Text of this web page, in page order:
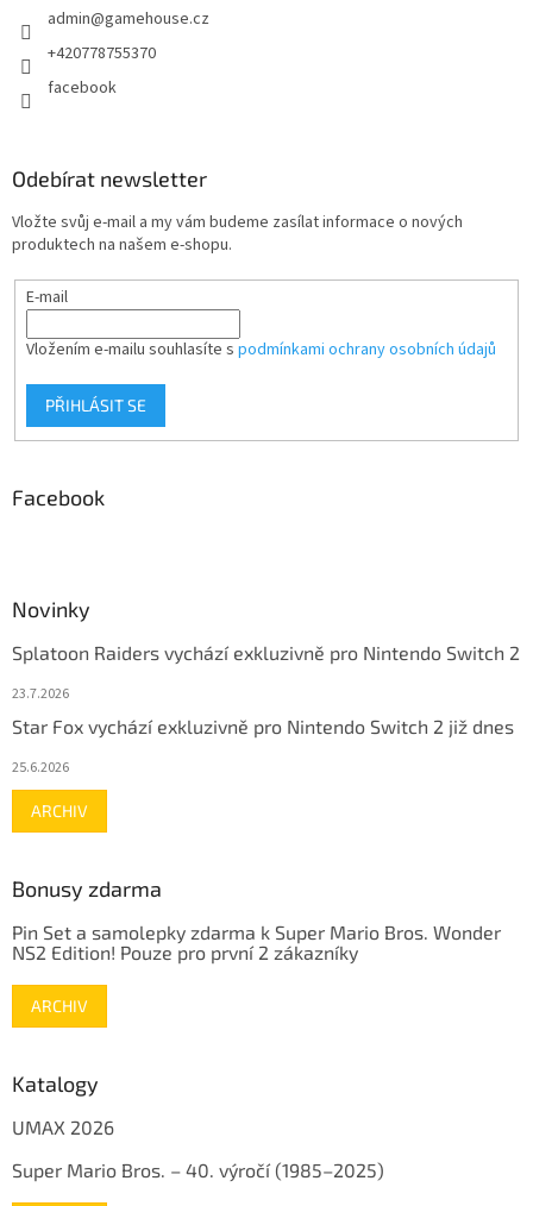
admin@gamehouse.cz
+420778755370
facebook
Odebírat newsletter
Vložte svůj e-mail a my vám budeme zasílat informace o nových
produktech na našem e-shopu.
E-mail
Vložením e-mailu souhlasíte s podmínkami ochrany osobních údajů
PŘIHLÁSIT SE
Facebook
Novinky
Splatoon Raiders vychází exkluzivně pro Nintendo Switch 2
23.7.2026
Star Fox vychází exkluzivně pro Nintendo Switch 2 již dnes
25.6.2026
ARCHIV
Bonusy zdarma
Pin Set a samolepky zdarma k Super Mario Bros. Wonder
NS2 Edition! Pouze pro první 2 zákazníky
ARCHIV
Katalogy
UMAX 2026
Super Mario Bros. – 40. výročí (1985–2025)